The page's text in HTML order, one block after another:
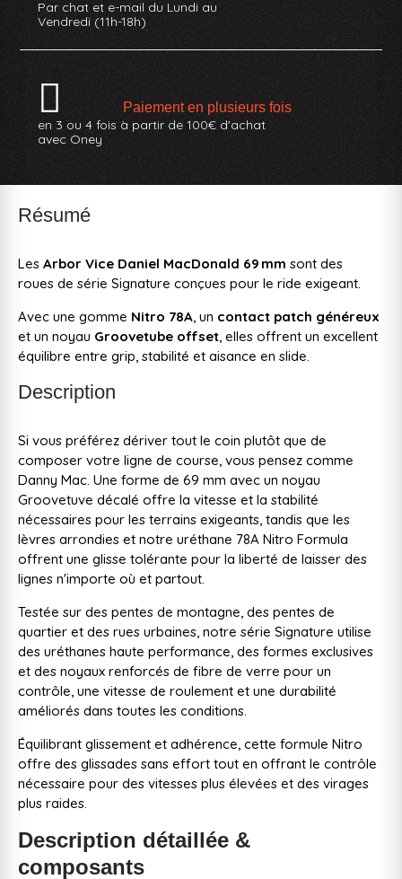
Par chat et e-mail du Lundi au
Vendredi (11h-18h)
Paiement en plusieurs fois
en 3 ou 4 fois à partir de 100€ d'achat
avec Oney
Résumé
Les Arbor Vice Daniel MacDonald 69 mm sont des
roues de série Signature conçues pour le ride exigeant.
Avec une gomme Nitro 78A, un contact patch généreux
et un noyau Groovetube offset, elles offrent un excellent
équilibre entre grip, stabilité et aisance en slide.
Description
Si vous préférez dériver tout le coin plutôt que de
composer votre ligne de course, vous pensez comme
Danny Mac. Une forme de 69 mm avec un noyau
Groovetuve décalé offre la vitesse et la stabilité
nécessaires pour les terrains exigeants, tandis que les
lèvres arrondies et notre uréthane 78A Nitro Formula
offrent une glisse tolérante pour la liberté de laisser des
lignes n'importe où et partout.
Testée sur des pentes de montagne, des pentes de
quartier et des rues urbaines, notre série Signature utilise
des uréthanes haute performance, des formes exclusives
et des noyaux renforcés de fibre de verre pour un
contrôle, une vitesse de roulement et une durabilité
améliorés dans toutes les conditions.
Équilibrant glissement et adhérence, cette formule Nitro
offre des glissades sans effort tout en offrant le contrôle
nécessaire pour des vitesses plus élevées et des virages
plus raides.
Description détaillée &
composants